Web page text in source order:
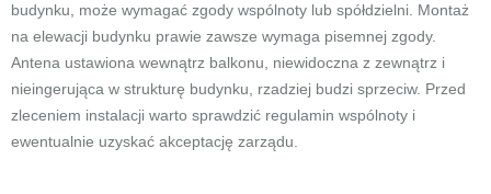
budynku, może wymagać zgody wspólnoty lub spółdzielni. Montaż
na elewacji budynku prawie zawsze wymaga pisemnej zgody.
Antena ustawiona wewnątrz balkonu, niewidoczna z zewnątrz i
nieingerująca w strukturę budynku, rzadziej budzi sprzeciw. Przed
zleceniem instalacji warto sprawdzić regulamin wspólnoty i
ewentualnie uzyskać akceptację zarządu.